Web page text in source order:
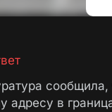
адресу в